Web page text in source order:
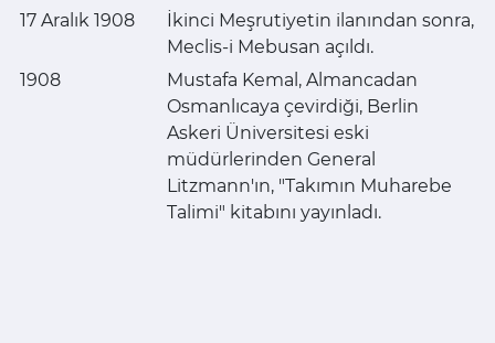
17 Aralık 1908
İkinci Meşrutiyetin ilanından sonra,
Meclis-i Mebusan açıldı.
1908
Mustafa Kemal, Almancadan
Osmanlıcaya çevirdiği, Berlin
Askeri Üniversitesi eski
müdürlerinden General
Litzmann'ın, "Takımın Muharebe
Talimi" kitabını yayınladı.